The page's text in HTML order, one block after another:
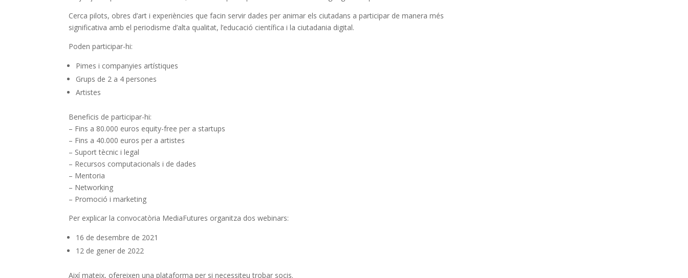
Cerca pilots, obres d’art i experiències que facin servir dades per animar els ciutadans a participar de manera més
significativa amb el periodisme d’alta qualitat, l’educació científica i la ciutadania digital.
Poden participar-hi:
Pimes i companyies artístiques
Grups de 2 a 4 persones
Artistes
Beneficis de participar-hi:
– Fins a 80.000 euros equity-free per a startups
– Fins a 40.000 euros per a artistes
– Suport tècnic i legal
– Recursos computacionals i de dades
– Mentoria
– Networking
– Promoció i marketing
Per explicar la convocatòria MediaFutures organitza dos webinars:
16 de desembre de 2021
12 de gener de 2022
Així mateix, ofereixen una plataforma per si necessiteu trobar socis.